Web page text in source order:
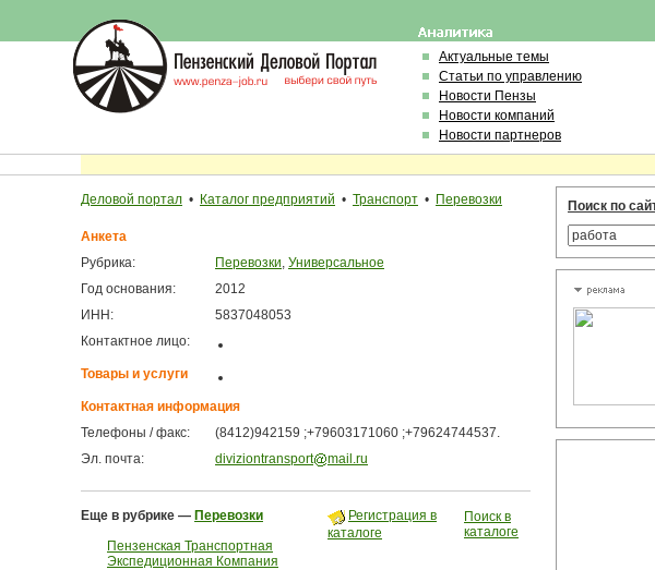
Актуальные темы
Статьи по управлению
Новости Пензы
Новости компаний
Новости партнеров
Деловой портал • Каталог предприятий • Транспорт • Перевозки
Анкета
Рубрика:
Перевозки, Универсальное
Год основания:
2012
ИНН:
5837048053
Контактное лицо:
Товары и услуги
Контактная информация
Телефоны / факс:
(8412)942159 ;+79603171060 ;+79624744537.
Эл. почта:
diviziontransport mail.ru
Еще в рубрике — Перевозки
Пензенская Транспортная
Экспедиционная Компания
Регистрация в
каталоге
Поиск в
каталоге
Поиск по